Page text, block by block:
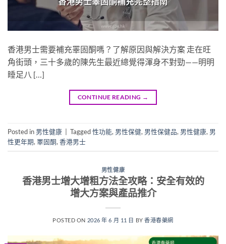
香港男士需要補充睪固酮嗎？了解原因與解決方案 走在旺
角街頭，三十多歲的陳先生最近總覺得渾身不對勁——明明
睡足八 […]
CONTINUE READING →
Posted in 男性健康 Tagged性功能, 男性保健, 男性保健品, 男性健康, 男
性更年期, 睪固酮, 香港男士
男性健康
香港男士增大增粗方法全攻略：安全有效的
增大方案與產品推介
POSTED ON 2026 年 6 月 11 日 BY香港春藥網